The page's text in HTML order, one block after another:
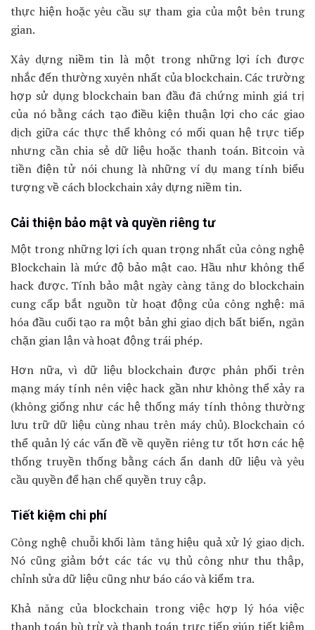
thực hiện hoặc yêu cầu sự tham gia của một bên trung
gian.
Xây dựng niềm tin là một trong những lợi ích được
nhắc đến thường xuyên nhất của blockchain. Các trường
hợp sử dụng blockchain ban đầu đã chứng minh giá trị
của nó bằng cách tạo điều kiện thuận lợi cho các giao
dịch giữa các thực thể không có mối quan hệ trực tiếp
nhưng cần chia sẻ dữ liệu hoặc thanh toán. Bitcoin và
tiền điện tử nói chung là những ví dụ mang tính biểu
tượng về cách blockchain xây dựng niềm tin.
Cải thiện bảo mật và quyền riêng tư
Một trong những lợi ích quan trọng nhất của công nghệ
Blockchain là mức độ bảo mật cao. Hầu như không thể
hack được. Tính bảo mật ngày càng tăng do blockchain
cung cấp bắt nguồn từ hoạt động của công nghệ: mã
hóa đầu cuối tạo ra một bản ghi giao dịch bất biến, ngăn
chặn gian lận và hoạt động trái phép.
Hơn nữa, vì dữ liệu blockchain được phân phối trên
mạng máy tính nên việc hack gần như không thể xảy ra
(không giống như các hệ thống máy tính thông thường
lưu trữ dữ liệu cùng nhau trên máy chủ). Blockchain có
thể quản lý các vấn đề về quyền riêng tư tốt hơn các hệ
thống truyền thống bằng cách ẩn danh dữ liệu và yêu
cầu quyền để hạn chế quyền truy cập.
Tiết kiệm chi phí
Công nghệ chuỗi khối làm tăng hiệu quả xử lý giao dịch.
Nó cũng giảm bớt các tác vụ thủ công như thu thập,
chỉnh sửa dữ liệu cũng như báo cáo và kiểm tra.
Khả năng của blockchain trong việc hợp lý hóa việc
thanh toán bù trừ và thanh toán trực tiếp giúp tiết kiệm